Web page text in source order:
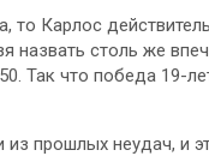
то Карлос
столь же
Так что победа 19-
прошлых неудач, и